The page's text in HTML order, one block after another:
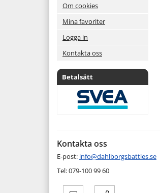
Om cookies
Mina favoriter
Logga in
Kontakta oss
Betalsätt
Kontakta oss
E-post: info@dahlborgsbattles.se
Tel: 079-100 99 60